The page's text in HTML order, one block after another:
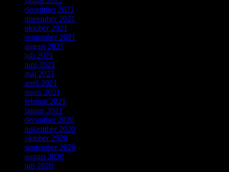
december 2021
november 2021
oktober 2021
september 2021
august 2021
juli 2021
juni 2021
maj 2021
april 2021
marts 2021
februar 2021
januar 2021
december 2020
november 2020
oktober 2020
september 2020
august 2020
juli 2020